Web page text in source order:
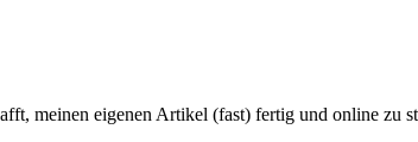
meinen eigenen Artikel (fast) fertig und online zu